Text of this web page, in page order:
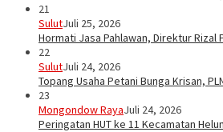
21
SulutJuli 25, 2026
Hormati Jasa Pahlawan, Direktur Rizal
22
SulutJuli 24, 2026
Topang Usaha Petani Bunga Krisan,
23
Mongondow RayaJuli 24, 2026
Peringatan HUT ke 11 Kecamatan